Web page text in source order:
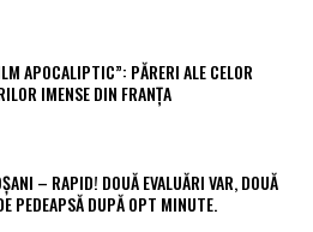
APOCALIPTIC”: PĂRERI ALE CELOR
IMENSE DIN FRANȚA
– RAPID! DOUĂ EVALUĂRI VAR, DOUĂ
PEDEAPSĂ DUPĂ OPT MINUTE.